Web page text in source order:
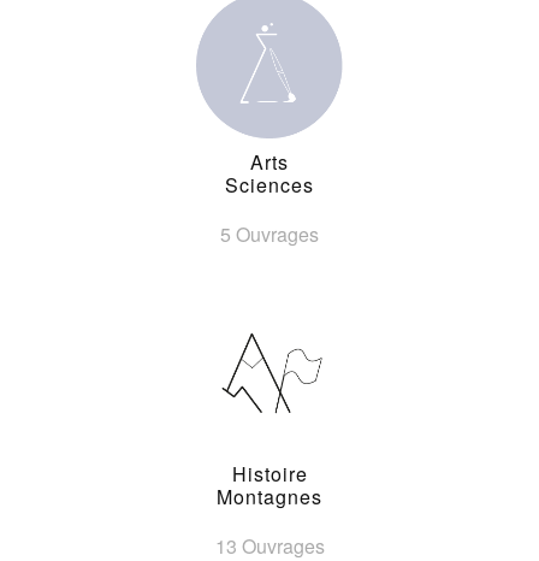
Arts
Sciences
5 Ouvrages
Histoire
Montagnes
13 Ouvrages